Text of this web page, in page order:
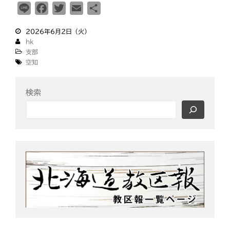
n
e
c
i
a
2026年6月2日（火）
hk
支部
空知
検索